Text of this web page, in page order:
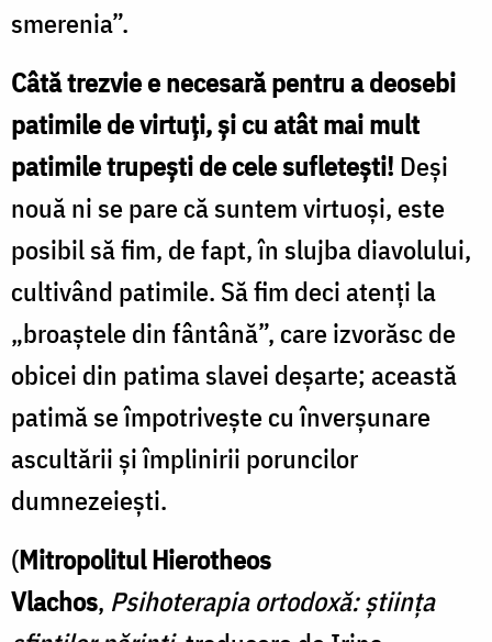
smerenia”.
Câtă trezvie e necesară pentru a deosebi
patimile de virtuți, și cu atât mai mult
patimile trupești de cele sufletești! Deși
nouă ni se pare că suntem virtuoși, este
posibil să fim, de fapt, în slujba diavolului,
cultivând patimile. Să fim deci atenți la
„broaștele din fântână”, care izvorăsc de
obicei din patima slavei deșarte; această
patimă se împotrivește cu înverșunare
ascultării și împlinirii poruncilor
dumnezeiești.
(Mitropolitul Hierotheos
Vlachos, Psihoterapia ortodoxă: știința